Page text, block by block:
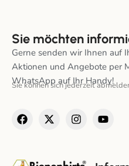
höchste Qualitäts- und
Entdecken Sie unsere
die jeden Aspekt der
Abdeckfolie
Beuten und
Unterkunftslösungen sowie
auch Spezialwerkzeuge
Sie möchten
Gerne senden wir Ihnen auf
Aktionen und Angebote per
WhatsApp auf Ihr Handy!
Sie können sich jederzeit